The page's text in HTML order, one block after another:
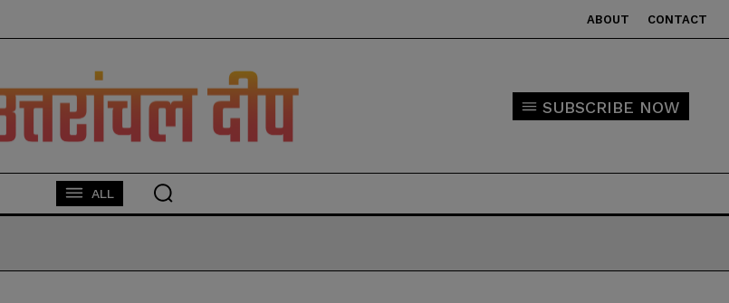
ABOUT CONTACT
SUBSCRIBE NOW
ALL